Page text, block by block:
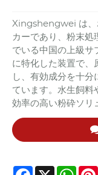
Xingshengwei は、
カーであり、粉末処
でいる中国の上級サ
に特化した装置で、
し、有効成分を十
ています。水生飼料
効率の高い粉砕ソリ
Facebook
X